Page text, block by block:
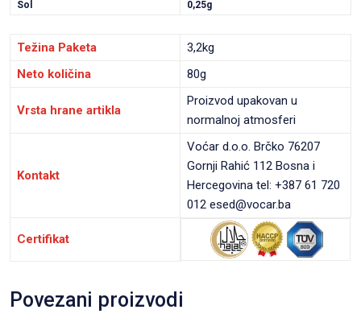
Sol
0,25g
Težina Paketa
3,2kg
Neto količina
80g
Vrsta hrane artikla
Proizvod upakovan u
normalnoj atmosferi
Kontakt
Voćar d.o.o. Brčko 76207
Gornji Rahić 112 Bosna i
Hercegovina tel: +387 61 720
012 esed@vocar.ba
Certifikat
Povezani proizvodi
VIEW PRODUCT